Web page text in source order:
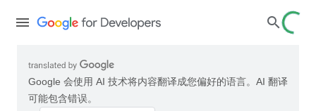
Google 会使用 AI 技术将内容翻译成您偏好的语言。AI 翻译
可能包含错误。